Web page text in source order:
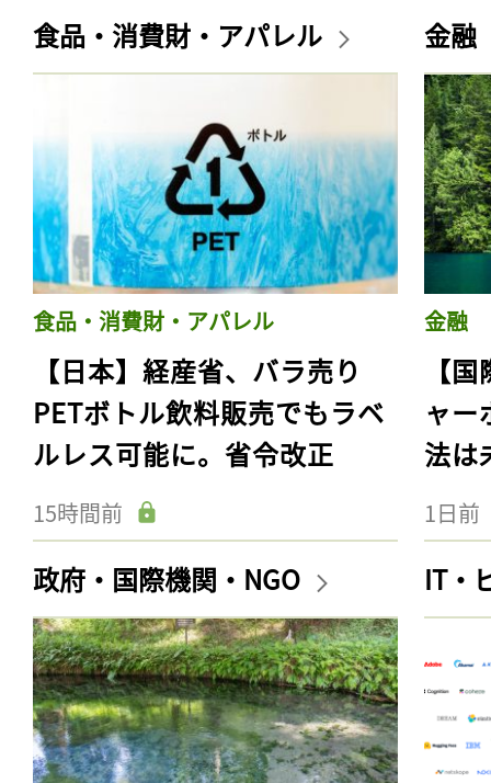
食品・消費財・アパレル
食品・消費財・アパレル
【日本】経産省、バラ売り
PETボトル飲料販売でもラベ
ルレス可能に。省令改正
15時間前
金融
金融
【
ャー
法は
1日前
政府・国際機関・NGO IT・